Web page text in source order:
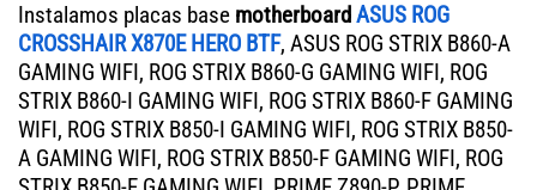
Instalamos placas base motherboardASUS ROG
CROSSHAIR X870E HERO BTF, ASUS ROG STRIX B860-A
GAMING WIFI, ROG STRIX B860-G GAMING WIFI, ROG
STRIX B860-I GAMING WIFI, ROG STRIX B860-F GAMING
WIFI, ROG STRIX B850-I GAMING WIFI, ROG STRIX B850-
A GAMING WIFI, ROG STRIX B850-F GAMING WIFI, ROG